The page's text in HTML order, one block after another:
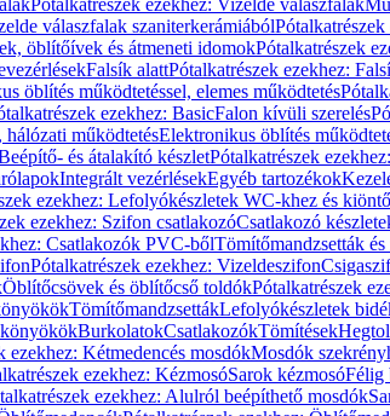
Pótalkatrészek ezekhez: Vizelde válaszfalak
válaszfalak szaniterkerámiából
öblítőívek és átmeneti idomokPótalkatrészek
Falsík alattPótalkatrészek ezekhez:
öblítés működtetéssel, elemes működtetés
ezekhez: BasicFalon kívüli szerelés
hálózati működtetésElektronikus öblítés
és átalakító készletPótalkatrészek
Integrált vezérlésekEgyéb tartozékok
ezekhez: Lefolyókészletek WC-khez és
ezekhez: Szifon csatlakozóCsatlakozó
Csatlakozók PVC-bőlTömítőmandzsetták
Pótalkatrészek ezekhez: Vizeldeszifon
Öblítőcsövek és öblítőcső toldókPótalkatrészek
TömítőmandzsettákLefolyókészletek
BurkolatokCsatlakozókTömítések
ezekhez: Kétmedencés mosdókMosdók
ezekhez: KézmosóSarok kézmosóFélig
ezekhez: Alulról beépíthető mosdók